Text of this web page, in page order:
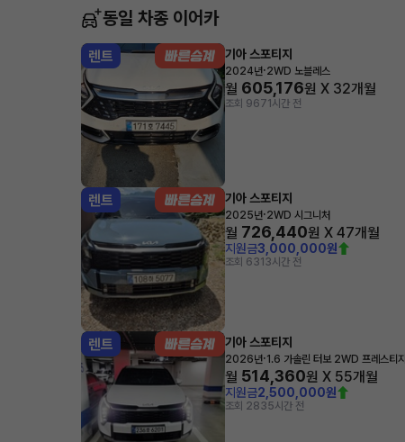
동일 차종 이어카
렌트 기아 스포티지
2024년·2WD 노블레스
월 605,176원 X 32개월
조회 9671시간 전
렌트 기아 스포티지
2025년·2WD 시그니처
월 726,440원 X 47개월
지원금3,000,000원
조회 631 3시간 전
렌트 기아 스포티지
2026년·1.6 가솔린 터보 2WD 프레스티지
월 514,360원 X 55개월
지원금2,500,000원
조회 2835시간 전